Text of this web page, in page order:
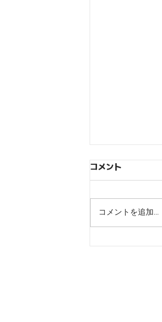
【ジョジョの
ース100日記
コメント
コメントを追加…